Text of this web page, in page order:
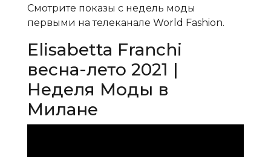
Смотрите показы с недель моды
первыми на телеканале World Fashion.
Elisabetta Franchi
весна-лето 2021 |
Неделя Моды в
Милане